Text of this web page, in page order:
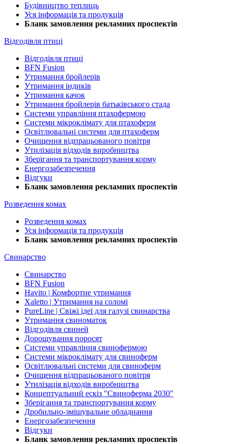
Будівництво теплиць
Уся інформація та продукція
Бланк замовлення рекламних проспектів
Відгодівля птиці
Відгодівля птиці
BFN Fusion
Утримання бройлерів
Утримання індиків
Утримання качок
Утримання бройлерів батьківського стада
Системи управління птахофермою
Системи мікроклімату для птахоферм
Освітлювальні системи для птахоферм
Очищення відпрацьованого повітря
Утилізація відходів виробництва
Зберігання та транспортування корму
Енергозабезпечення
Відгуки
Бланк замовлення рекламних проспектів
Розведення комах
Розведення комах
Уся інформація та продукція
Бланк замовлення рекламних проспектів
Свинарство
Свинарство
BFN Fusion
Havito | Комфортне утримання
Xaletto | Утримання на соломі
PureLine | Свіжі ідеї для галузі свинарства
Утримання свиноматок
Відгодівля свиней
Дорощування поросят
Системи управління свинофермою
Системи мікроклімату для свиноферм
Освітлювальні системи для свиноферм
Очищення відпрацьованого повітря
Утилізація відходів виробництва
Концептуальний ескіз "Свиноферма 2030"
Зберігання та транспортування корму
Дробильно-змішувальне обладнання
Енергозабезпечення
Відгуки
Бланк замовлення рекламних проспектів